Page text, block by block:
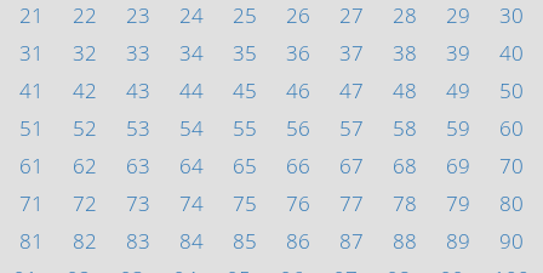
21
22 23 24 25 26 27 28 29
30
31
32 33 34 35 36 37 38 39
40
41
42 43 44 45 46 47 48 49
50
51
52 53 54 55 56 57 58 59
60
61
62 63 64 65 66 67 68 69
70
71
72 73 74 75 76 77 78 79
80
81
82 83 84 85 86 87 88 89
90